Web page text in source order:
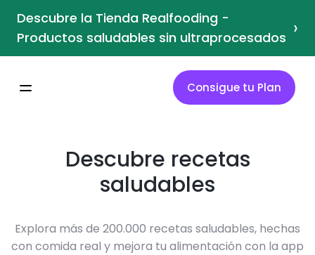
Descubre la Tienda Realfooding -
Productos saludables sin ultraprocesados ›
Consigue tu Plan
Descubre recetas
saludables
Explora más de 200.000 recetas saludables, hechas
con comida real y mejora tu alimentación con la app